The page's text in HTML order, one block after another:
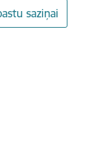
saziņai